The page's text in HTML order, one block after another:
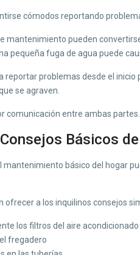
cómodos reportando
mantenimiento pueden
pequeña fuga de agua puede
reportar problemas desde el
se agraven.
comunicación entre ambas partes.
Básicos
mantenimiento básico del hogar
ofrecer a los inquilinos consejos
los filtros del aire acondicionado
fregadero